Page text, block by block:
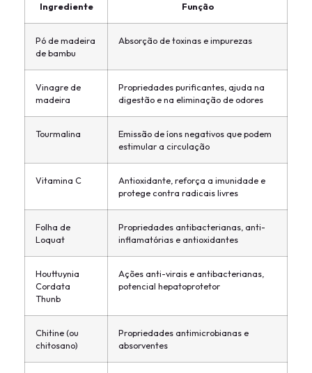
Ingrediente Função
Pó de madeira
de bambu
Absorção de toxinas e impurezas
Vinagre de
madeira
Propriedades purificantes, ajuda na
digestão e na eliminação de odores
Tourmalina
Emissão de íons negativos que podem
estimular a circulação
Vitamina C
Antioxidante, reforça a imunidade e
protege contra radicais livres
Folha de
Loquat
Propriedades antibacterianas, anti-
inflamatórias e antioxidantes
Houttuynia
Cordata
Thunb
Ações anti-virais e antibacterianas,
potencial hepatoprotetor
Chitine (ou
chitosano)
Propriedades antimicrobianas e
absorventes